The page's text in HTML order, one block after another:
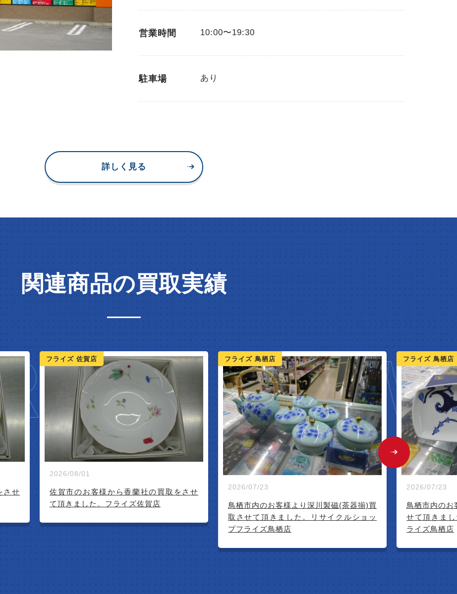
営業時間 10:00〜19:30
駐車場 あり
詳しく見る
NEW
関連商品の買取実績
させ
フライズ 鳥栖店
2026/07/23
鳥栖市内のお客様より深川製磁(茶器揃)買
プフライズ鳥栖店
フライズ 鳥栖店
2026/07/23
鳥栖市内のお客様より源右衛門(皿)買取さ
せて頂きました。リサイクルショップフ
ライズ鳥栖店
フライズ 佐賀店
2026/07/28
佐賀市のお
せて頂きまし